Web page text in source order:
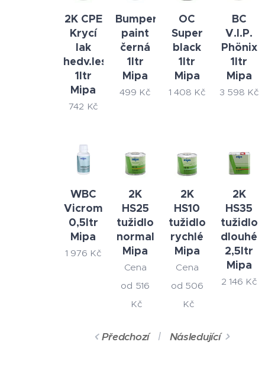
2K CPE
Krycí
lak
hedv.lesk
1ltr
Mipa
742 Kč
Bumper
paint
černá
1ltr
Mipa
499 Kč
OC
Super
black
1ltr
Mipa
1 408 Kč
BC
V.I.P.
Phönix
1ltr
Mipa
3 598 Kč
WBC
Vicrom
0,5ltr
Mipa
1 976 Kč
2K
HS25
tužidlo
normal
Mipa
Cena
od 516
Kč
2K
HS10
tužidlo
rychlé
Mipa
Cena
od 506
Kč
2K
HS35
tužidlo
dlouhé
2,5ltr
Mipa
2 146 Kč
Předchozí Následující